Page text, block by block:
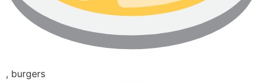
, burgers